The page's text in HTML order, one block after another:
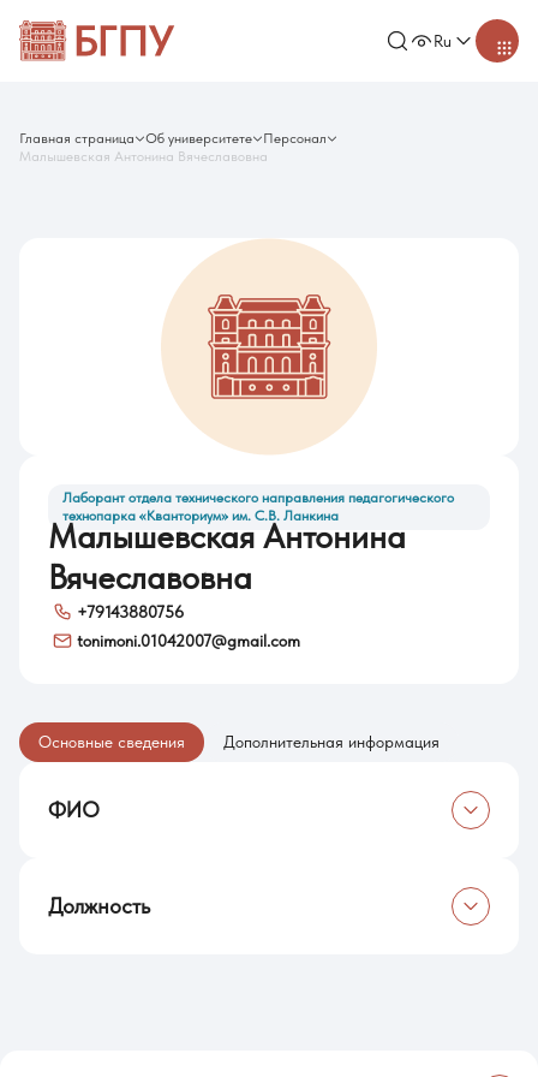
Ru
Главная страница Об университете
Персонал
Малышевская Антонина Вячеславовна
Лаборант отдела технического направления педагогического
технопарка «Кванториум» им. С.В. Ланкина
Малышевская Антонина
Вячеславовна
+79143880756
tonimoni.01042007@gmail.com
Основные сведения Дополнительная информация
ФИО
Должность